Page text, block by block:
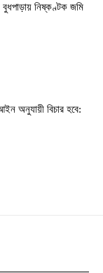
বুধপাড়ায় নিষ্কণ্টক জমি
অনুযায়ী বিচার হবে: